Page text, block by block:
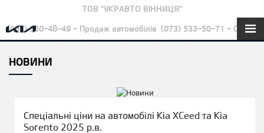
ТОВ "УКРАВТО ВІННИЦЯ"
(067) 550-48-49 - Продаж автомобілів (073) 533-50-71 - Сервіс
НОВИНИ
Спеціальні ціни на автомобілі Kia XCeed та Kia
Sorento 2025 р.в.